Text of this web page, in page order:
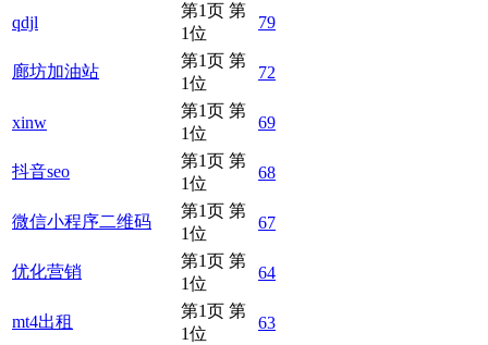
qdjl
第1页 第
1位
79
廊坊加油站
第1页 第
1位
72
xinw
第1页 第
1位
69
抖音seo
第1页 第
1位
68
微信小程序二维码
第1页 第
1位
67
优化营销
第1页 第
1位
64
mt4出租
第1页 第
1位
63